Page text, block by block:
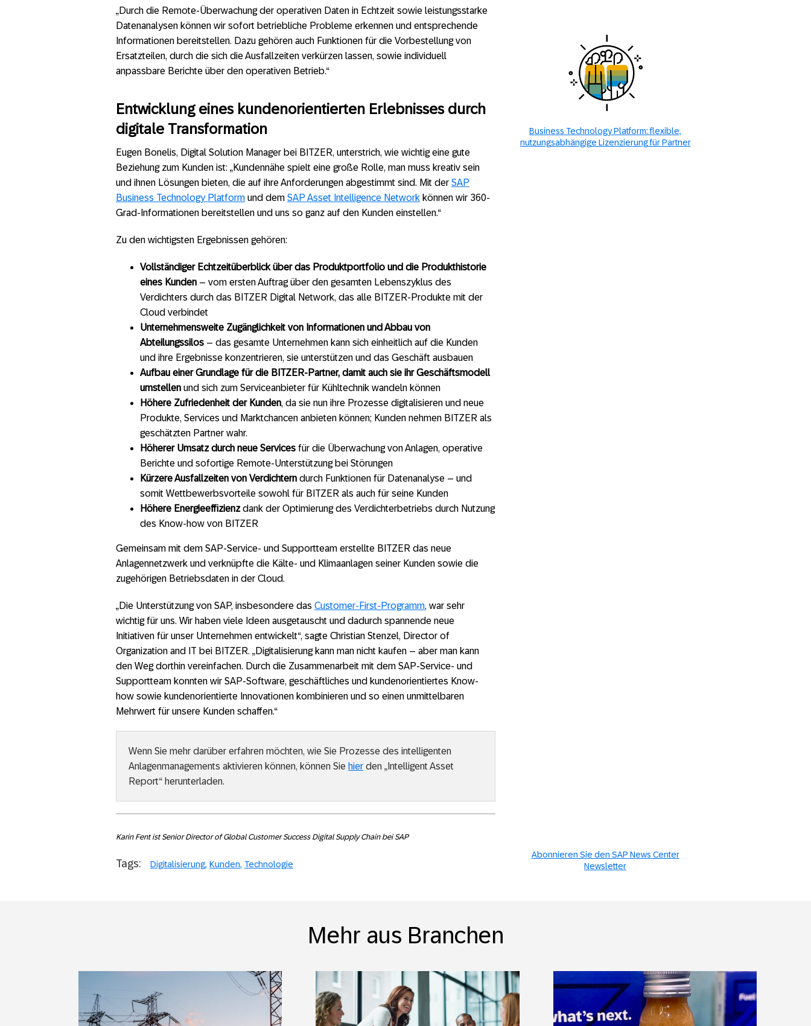
„Durch die Remote-Überwachung der operativen Daten in Echtzeit sowie leistungsstarke
Datenanalysen können wir sofort betriebliche Probleme erkennen und entsprechende
Informationen bereitstellen. Dazu gehören auch Funktionen für die Vorbestellung von
Ersatzteilen, durch die sich die Ausfallzeiten verkürzen lassen, sowie individuell
anpassbare Berichte über den operativen Betrieb.“
Entwicklung eines kundenorientierten Erlebnisses durch
digitale Transformation
Eugen Bonelis, Digital Solution Manager bei BITZER, unterstrich, wie wichtig eine gute
Beziehung zum Kunden ist: „Kundennähe spielt eine große Rolle, man muss kreativ sein
und ihnen Lösungen bieten, die auf ihre Anforderungen abgestimmt sind. Mit der SAP
Business Technology Platform und dem SAP Asset Intelligence Network können wir 360-
Grad-Informationen bereitstellen und uns so ganz auf den Kunden einstellen.“
Zu den wichtigsten Ergebnissen gehören:
Vollständiger Echtzeitüberblick über das Produktportfolio und die Produkthistorie
eines Kunden – vom ersten Auftrag über den gesamten Lebenszyklus des
Verdichters durch das BITZER Digital Network, das alle BITZER-Produkte mit der
Cloud verbindet
Unternehmensweite Zugänglichkeit von Informationen und Abbau von
Abteilungssilos – das gesamte Unternehmen kann sich einheitlich auf die Kunden
und ihre Ergebnisse konzentrieren, sie unterstützen und das Geschäft ausbauen
Aufbau einer Grundlage für die BITZER-Partner, damit auch sie ihr Geschäftsmodell
umstellen und sich zum Serviceanbieter für Kühltechnik wandeln können
Höhere Zufriedenheit der Kunden, da sie nun ihre Prozesse digitalisieren und neue
Produkte, Services und Marktchancen anbieten können; Kunden nehmen BITZER als
geschätzten Partner wahr.
Höherer Umsatz durch neue Services für die Überwachung von Anlagen, operative
Berichte und sofortige Remote-Unterstützung bei Störungen
Kürzere Ausfallzeiten von Verdichtern durch Funktionen für Datenanalyse – und
somit Wettbewerbsvorteile sowohl für BITZER als auch für seine Kunden
Höhere Energieeffizienzdank der Optimierung des Verdichterbetriebs durch Nutzung
des Know-how von BITZER
Gemeinsam mit dem SAP-Service- und Supportteam erstellte BITZER das neue
Anlagennetzwerk und verknüpfte die Kälte- und Klimaanlagen seiner Kunden sowie die
zugehörigen Betriebsdaten in der Cloud.
„Die Unterstützung von SAP, insbesondere das Customer-First-Programm, war sehr
wichtig für uns. Wir haben viele Ideen ausgetauscht und dadurch spannende neue
Initiativen für unser Unternehmen entwickelt“, sagte Christian Stenzel, Director of
Organization and IT bei BITZER. „Digitalisierung kann man nicht kaufen – aber man kann
den Weg dorthin vereinfachen. Durch die Zusammenarbeit mit dem SAP-Service- und
Supportteam konnten wir SAP-Software, geschäftliches und kundenorientiertes Know-
how sowie kundenorientierte Innovationen kombinieren und so einen unmittelbaren
Mehrwert für unsere Kunden schaffen.“
Wenn Sie mehr darüber erfahren möchten, wie Sie Prozesse des intelligenten
Anlagenmanagements aktivieren können, können Sie hier den „Intelligent Asset
Report“ herunterladen.
Karin Fent ist Senior Director of Global Customer Success Digital Supply Chain bei SAP
Tags: Digitalisierung Kunden Technologie
Business Technology Platform: flexible,
nutzungsabhängige Lizenzierung für Partner
Abonnieren Sie den SAP News Center
Newsletter
Mehr aus Branchen